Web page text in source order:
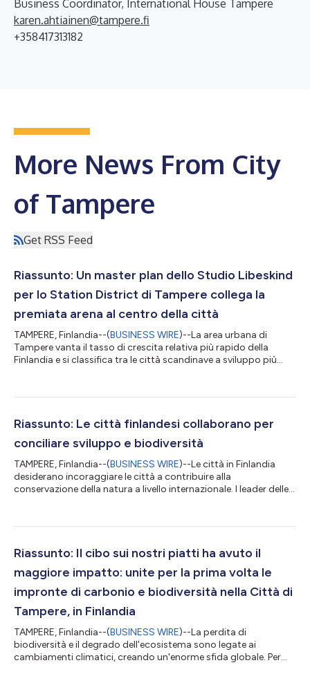
Business Coordinator, International House Tampere
karen.ahtiainen@tampere.fi
+358417313182
More News From City
of Tampere
Get RSS Feed
Riassunto: Un master plan dello Studio Libeskind
per lo Station District di Tampere collega la
premiata arena al centro della città
TAMPERE, Finlandia--(BUSINESS WIRE)--La area urbana di
Tampere vanta il tasso di crescita relativa più rapido della
Finlandia e si classifica tra le città scandinave a sviluppo più
mondo, Tampere non è estranea ai piani futuristici e alle
specialmente nel centro città. Il testo originale del presente
Riassunto: Le città finlandesi collaborano per
conciliare sviluppo e biodiversità
TAMPERE, Finlandia--(BUSINESS WIRE)--Le città in Finlandia
desiderano incoraggiare le città a contribuire alla
conservazione della natura a livello internazionale. I leader delle
L'urbanizzazione e lo sviluppo sempre più denso indeboliscono
pulita, le sue città in crescita vogliono mantenere il legame dei...
Riassunto: Il cibo sui nostri piatti ha avuto il
maggiore impatto: unite per la prima volta le
impronte di carbonio e biodiversità nella Città di
Tampere, in Finlandia
TAMPERE, Finlandia--(BUSINESS WIRE)--La perdita di
biodiversità e il degrado dell'ecosistema sono legate ai
cambiamenti climatici, creando un'enorme sfida globale. Per